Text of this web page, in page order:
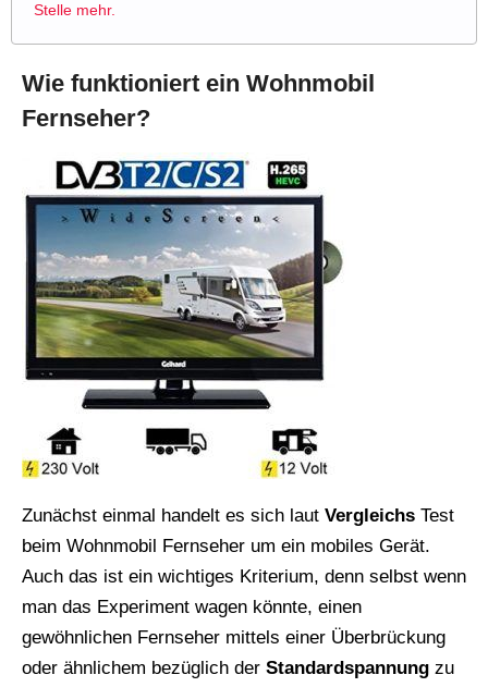
Stelle mehr.
Wie funktioniert ein Wohnmobil
Fernseher?
Zunächst einmal handelt es sich laut Vergleichs Test
beim Wohnmobil Fernseher um ein mobiles Gerät.
Auch das ist ein wichtiges Kriterium, denn selbst wenn
man das Experiment wagen könnte, einen
gewöhnlichen Fernseher mittels einer Überbrückung
oder ähnlichem bezüglich der Standardspannung zu